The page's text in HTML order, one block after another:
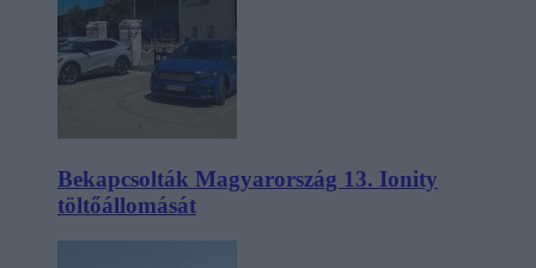
Bekapcsolták Magyarország 13. Ionity
töltőállomását